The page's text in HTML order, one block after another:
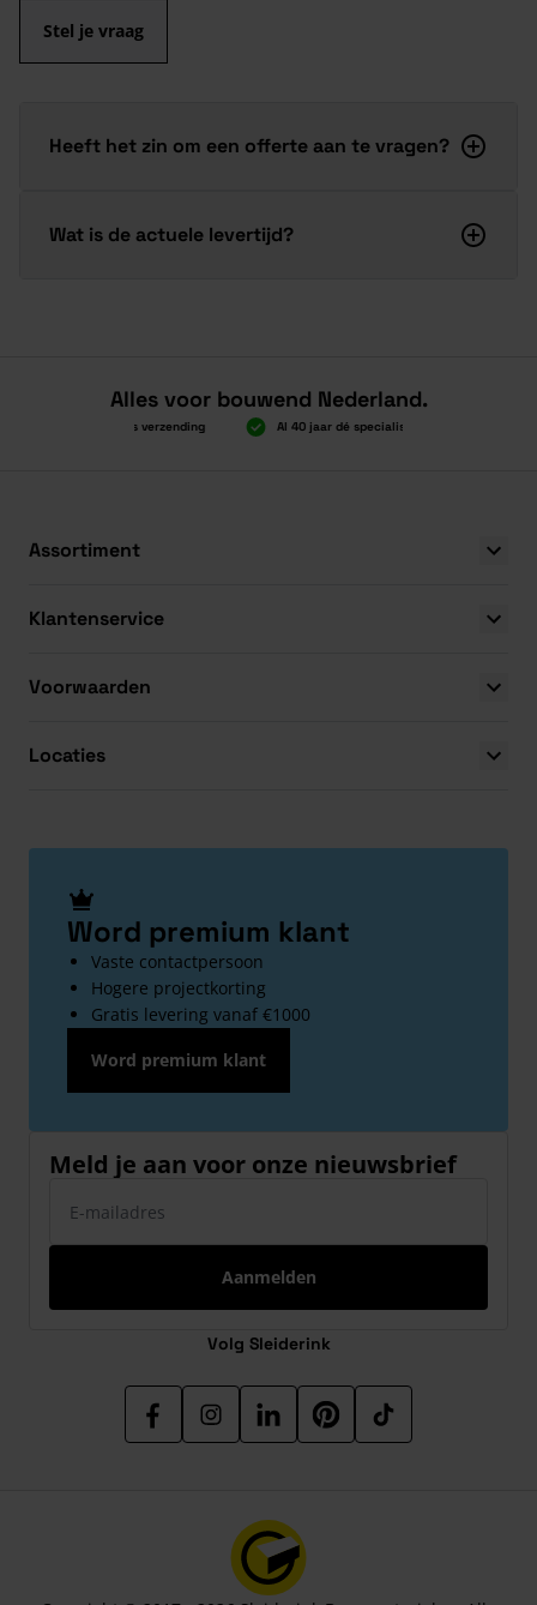
Stel je vraag
Heeft het zin om een offerte aan te vragen?
Wat is de actuele levertijd?
Alles voor bouwend Nederland.
Boven 2.000 gratis verzending Al 40 jaar dé specialist
Assortiment
Klantenservice
Voorwaarden
Locaties
Word premium klant
Vaste contactpersoon
Hogere projectkorting
Gratis levering vanaf €1000
Word premium klant
Meld je aan voor onze nieuwsbrief
Aanmelden
Volg Sleiderink